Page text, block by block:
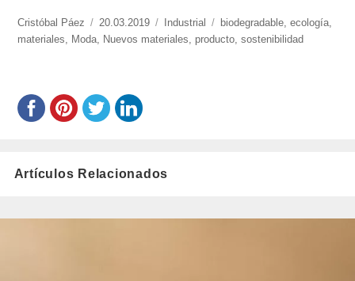
https://www.experimenta.es/author/cristobal-
paez/
Cristóbal Páez
Publicado
el
20.03.2019 Categorías
Industrial Etiquetas
biodegradable ,ecología
materiales
Moda Nuevos materiales producto ,sostenibilidad
Artículos Relacionados